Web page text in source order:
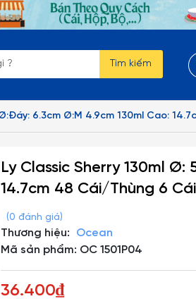
Tìm kiếm
6.3cm Ø:M 4.9cm 130ml Cao:
Ly Classic Sherry 130ml
14.7cm 48 Cái/Thùng 6
(0 đánh giá)
Thương hiệu:
Ocean
Mã sản phẩm: OC 1501P04
36.400₫